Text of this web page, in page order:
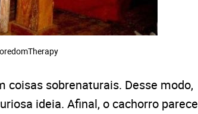
coisas sobrenaturais. Desse modo,
ideia. Afinal, o cachorro parece